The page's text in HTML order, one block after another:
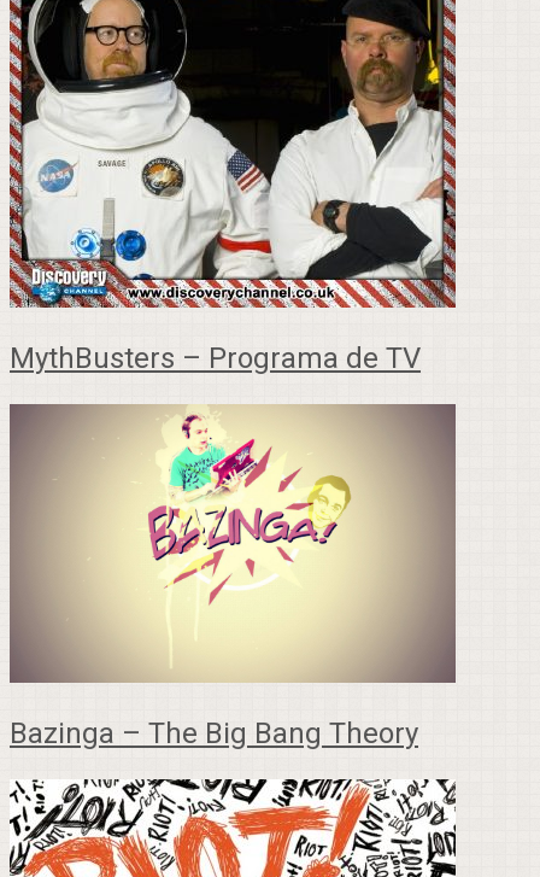
MythBusters – Programa de TV
Bazinga – The Big Bang Theory